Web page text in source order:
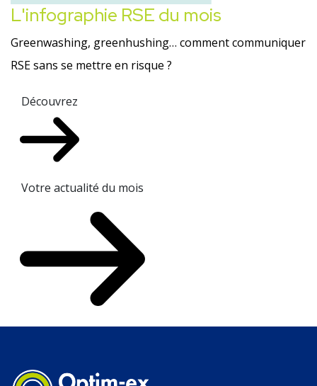
L'infographie RSE du mois
Greenwashing, greenhushing… comment communiquer
RSE sans se mettre en risque ?
Découvrez
Votre actualité du mois